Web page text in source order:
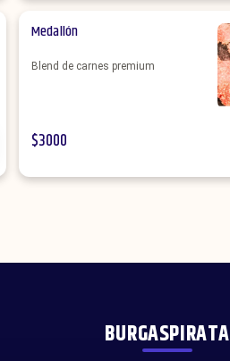
Medallón
Blend de carnes premium
$3000
BURGASPIRATA